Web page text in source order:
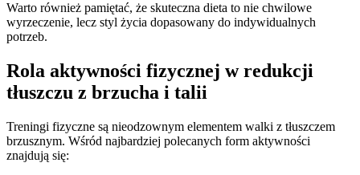
Warto również pamiętać, że skuteczna dieta to nie chwilowe
wyrzeczenie, lecz styl życia dopasowany do indywidualnych
potrzeb.
Rola aktywności fizycznej w redukcji
tłuszczu z brzucha i talii
Treningi fizyczne są nieodzownym elementem walki z tłuszczem
brzusznym. Wśród najbardziej polecanych form aktywności
znajdują się: